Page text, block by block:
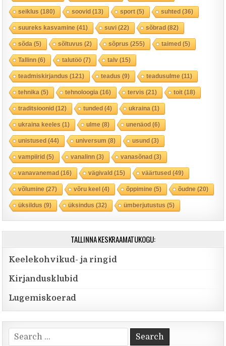
seiklus (180) soovid(13) sport(5) suhted(36)
suureks kasvamine (41) suvi(22) sõbrad(82)
sõda (5) sõltuvus (2) sõprus (255) taimed(5)
Tallinn(6) talutöö(7) talv(15)
teadmiskirjandus (121) teadus (9) teadusulme (11)
tehnika (5) tehnoloogia (16) tervis (21) toit(18)
traditsioonid(12) tunded(4) ukraina (1)
ukraina keeles (1) ulme (8) unenäod(6)
unistused(44) universum (8) usund(3)
vampiirid(5) vanalinn(3) vanasõnad(3)
vanavanemad(16) vägivald(15) väärtused(49)
võlumine (27) võru keel(4) õppimine (5) õudne (20)
üksildus (9) üksindus (32) ümberjutustus (5)
TALLINNA KESKRAAMATUKOGU:
Keelekohvikud- ja ringid
Kirjandusklubid
Lugemiskoerad
Search for: